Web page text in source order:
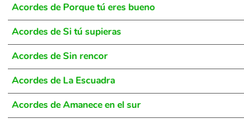
Acordes de Porque tú eres bueno
Acordes de Si tú supieras
Acordes de Sin rencor
Acordes de La Escuadra
Acordes de Amanece en el sur